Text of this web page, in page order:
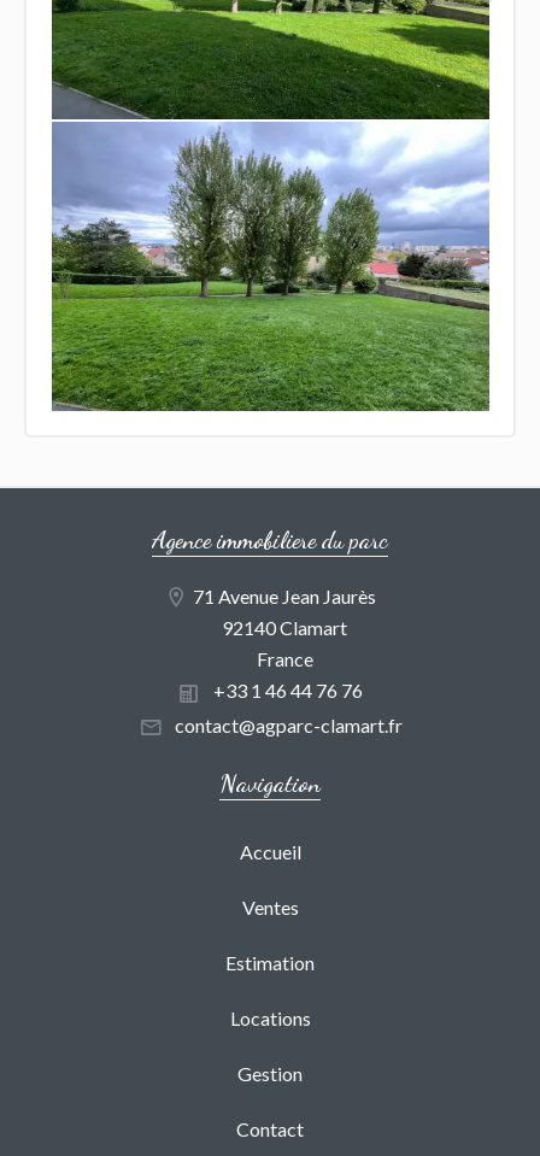
Agence immobiliere du parc
71 Avenue Jean Jaurès
92140 Clamart
France
+33 1 46 44 76 76
contact@agparc-clamart.fr
Navigation
Accueil
Ventes
Estimation
Locations
Gestion
Contact